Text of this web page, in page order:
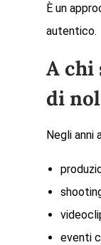
È un
autentico.
A chi
di
Negli anni
eventi